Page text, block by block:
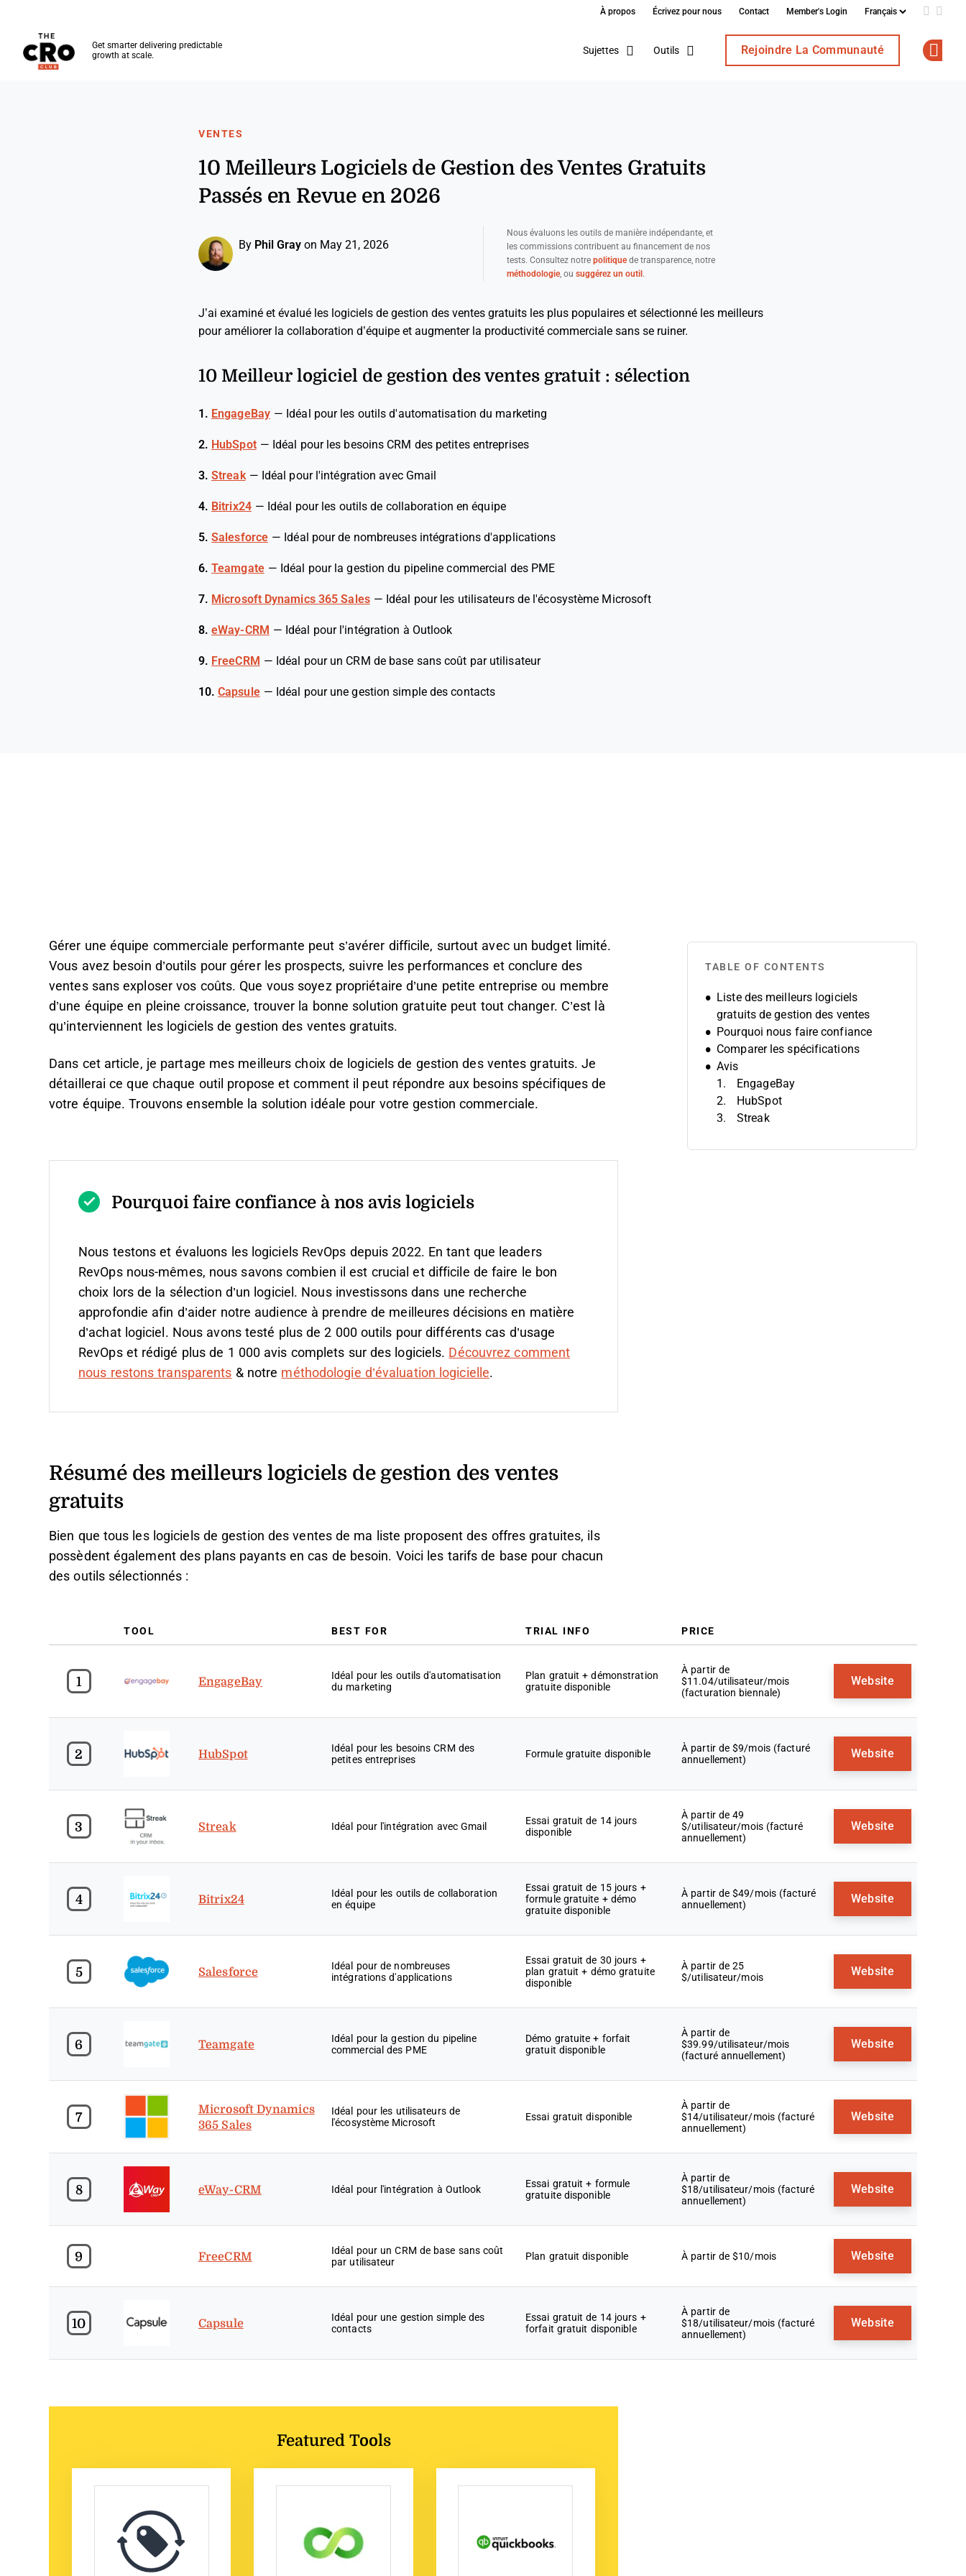
À propos Écrivez pour nous Contact Member's Login Add us
Get smarter delivering predictable
growth at scale.
Sujettes Outils Rejoindre La Communauté
VENTES
10 Meilleurs Logiciels de Gestion des Ventes Gratuits
Passés en Revue en 2026
By Phil Gray on May 21, 2026
Nous évaluons les outils de manière indépendante, et
les commissions contribuent au financement de nos
tests. Consultez notre politiquede transparence, notre
méthodologie, ou suggérez un outil .
J’ai examiné et évalué les logiciels de gestion des ventes gratuits les plus populaires et sélectionné les meilleurs
pour améliorer la collaboration d’équipe et augmenter la productivité commerciale sans se ruiner.
10 Meilleur logiciel de gestion des ventes gratuit : sélection
1. EngageBay — Idéal pour les outils d'automatisation du marketing
2. HubSpot — Idéal pour les besoins CRM des petites entreprises
3. Streak — Idéal pour l'intégration avec Gmail
4. Bitrix24 — Idéal pour les outils de collaboration en équipe
5. Salesforce — Idéal pour de nombreuses intégrations d'applications
6. Teamgate — Idéal pour la gestion du pipeline commercial des PME
7. Microsoft Dynamics 365 Sales — Idéal pour les utilisateurs de l'écosystème Microsoft
8. eWay-CRM — Idéal pour l'intégration à Outlook
9. FreeCRM — Idéal pour un CRM de base sans coût par utilisateur
10. Capsule — Idéal pour une gestion simple des contacts
Gérer une équipe commerciale performante peut s’avérer difficile, surtout avec un budget limité.
Vous avez besoin d’outils pour gérer les prospects, suivre les performances et conclure des
ventes sans exploser vos coûts. Que vous soyez propriétaire d’une petite entreprise ou membre
d’une équipe en pleine croissance, trouver la bonne solution gratuite peut tout changer. C’est là
qu’interviennent les logiciels de gestion des ventes gratuits.
Dans cet article, je partage mes meilleurs choix de logiciels de gestion des ventes gratuits. Je
détaillerai ce que chaque outil propose et comment il peut répondre aux besoins spécifiques de
votre équipe. Trouvons ensemble la solution idéale pour votre gestion commerciale.
Pourquoi faire confiance à nos avis logiciels
Nous testons et évaluons les logiciels RevOps depuis 2022. En tant que leaders
RevOps nous-mêmes, nous savons combien il est crucial et difficile de faire le bon
choix lors de la sélection d’un logiciel. Nous investissons dans une recherche
approfondie afin d’aider notre audience à prendre de meilleures décisions en matière
d’achat logiciel. Nous avons testé plus de 2 000 outils pour différents cas d’usage
RevOps et rédigé plus de 1 000 avis complets sur des logiciels. Découvrez comment
nous restons transparents & notre méthodologie d’évaluation logicielle.
Résumé des meilleurs logiciels de gestion des ventes
gratuits
Bien que tous les logiciels de gestion des ventes de ma liste proposent des offres gratuites, ils
possèdent également des plans payants en cas de besoin. Voici les tarifs de base pour chacun
des outils sélectionnés :
TOOL BEST FOR TRIAL INFO PRICE
1 EngageBay
Idéal pour les outils d'automatisation
du marketing
Plan gratuit + démonstration
gratuite disponible
À partir de
$11.04/utilisateur/mois
(facturation biennale)
Website
2 HubSpot
Idéal pour les besoins CRM des
petites entreprises
Formule gratuite disponible
À partir de $9/mois (facturé
annuellement)
Website
3 Streak Idéal pour l'intégration avec Gmail
Essai gratuit de 14 jours
disponible
À partir de 49
$/utilisateur/mois (facturé
annuellement)
Website
4 Bitrix24
Idéal pour les outils de collaboration
en équipe
Essai gratuit de 15 jours +
formule gratuite + démo
gratuite disponible
À partir de $49/mois (facturé
annuellement)
Website
5 Salesforce
Idéal pour de nombreuses
intégrations d'applications
Essai gratuit de 30 jours +
plan gratuit + démo gratuite
disponible
À partir de 25
$/utilisateur/mois
Website
6 Teamgate
Idéal pour la gestion du pipeline
commercial des PME
Démo gratuite + forfait
gratuit disponible
À partir de
$39.99/utilisateur/mois
(facturé annuellement)
Website
7
Microsoft Dynamics
365 Sales
Idéal pour les utilisateurs de
l'écosystème Microsoft
Essai gratuit disponible
À partir de
$14/utilisateur/mois (facturé
annuellement)
Website
8 eWay-CRM Idéal pour l'intégration à Outlook
Essai gratuit + formule
gratuite disponible
À partir de
$18/utilisateur/mois (facturé
annuellement)
Website
9 FreeCRM
Idéal pour un CRM de base sans coût
par utilisateur
Plan gratuit disponible À partir de $10/mois Website
10 Capsule
Idéal pour une gestion simple des
contacts
Essai gratuit de 14 jours +
forfait gratuit disponible
À partir de
$18/utilisateur/mois (facturé
annuellement)
Website
Featured Tools
TABLE OF CONTENTS
Liste des meilleurs logiciels
gratuits de gestion des ventes
Pourquoi nous faire confiance
Comparer les spécifications
Avis
EngageBay
HubSpot
Streak
Salesforce